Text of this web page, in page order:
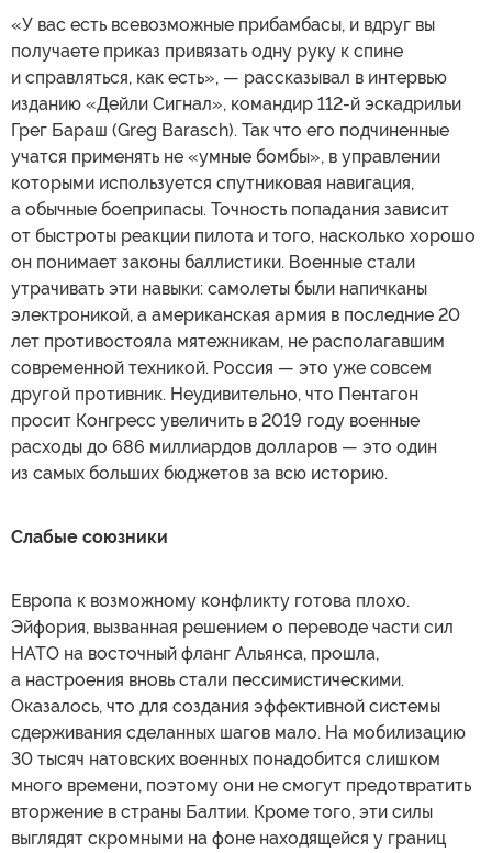
«У вас есть всевозможные прибамбасы, и вдруг вы
получаете приказ привязать одну руку к спине
и справляться, как есть», — рассказывал в интервью
изданию «Дейли Сигнал», командир 112-й эскадрильи
Грег Бараш (Greg Barasch). Так что его подчиненные
учатся применять не «умные бомбы», в управлении
которыми используется спутниковая навигация,
а обычные боеприпасы. Точность попадания зависит
от быстроты реакции пилота и того, насколько хорошо
он понимает законы баллистики. Военные стали
утрачивать эти навыки: самолеты были напичканы
электроникой, а американская армия в последние 20
лет противостояла мятежникам, не располагавшим
современной техникой. Россия — это уже совсем
другой противник. Неудивительно, что Пентагон
просит Конгресс увеличить в 2019 году военные
расходы до 686 миллиардов долларов — это один
из самых больших бюджетов за всю историю.
Слабые союзники
Европа к возможному конфликту готова плохо.
Эйфория, вызванная решением о переводе части сил
НАТО на восточный фланг Альянса, прошла,
а настроения вновь стали пессимистическими.
Оказалось, что для создания эффективной системы
сдерживания сделанных шагов мало. На мобилизацию
30 тысяч натовских военных понадобится слишком
много времени, поэтому они не смогут предотвратить
вторжение в страны Балтии. Кроме того, эти силы
выглядят скромными на фоне находящейся у границ